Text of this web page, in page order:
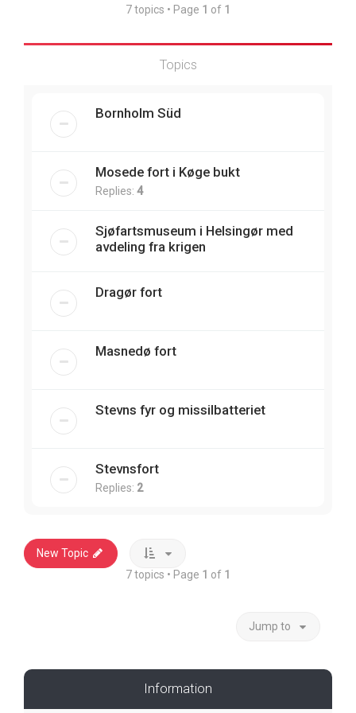
7 topics • Page 1 of 1
Topics
Bornholm Süd
Mosede fort i Køge bukt
Replies: 4
Sjøfartsmuseum i Helsingør med
avdeling fra krigen
Dragør fort
Masnedø fort
Stevns fyr og missilbatteriet
Stevnsfort
Replies: 2
New Topic
7 topics • Page 1 of 1
Jump to
Information